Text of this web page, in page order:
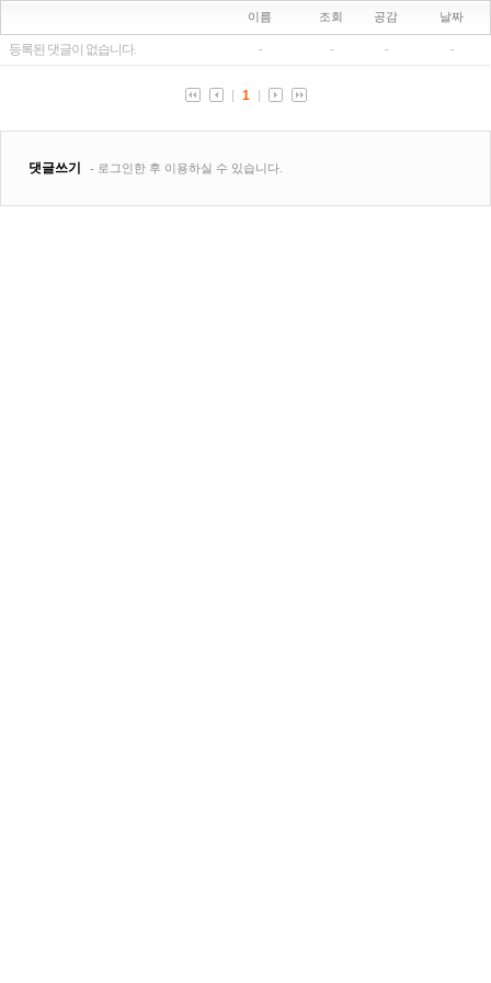
이름 조회 공감 날짜
등록된 댓글이 없습니다. - - - -
1
댓글쓰기 - 로그인한 후 이용하실 수 있습니다.